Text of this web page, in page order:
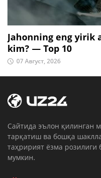
Jahonning eng yirik
kim? — Top 10
07 Август, 2026
Cайтида эълон қилинган
тарқатиш ва бошқа
таҳририят ёзма
мумкин.